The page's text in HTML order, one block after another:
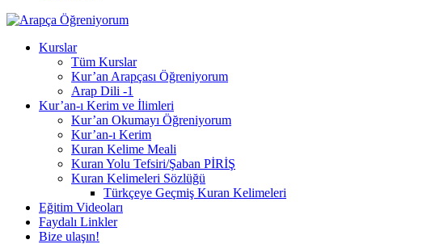
Kurslar
Tüm Kurslar
Kur’an Arapçası Öğreniyorum
Arap Dili -1
Kur’an-ı Kerim ve İlimleri
Kur’an Okumayı Öğreniyorum
Kur’an-ı Kerim
Kuran Kelime Meali
Kuran Yolu Tefsiri/Şaban PİRİŞ
Kuran Kelimeleri Sözlüğü
Türkçeye Geçmiş Kuran Kelimeleri
Eğitim Videoları
Faydalı Linkler
Bize ulaşın!